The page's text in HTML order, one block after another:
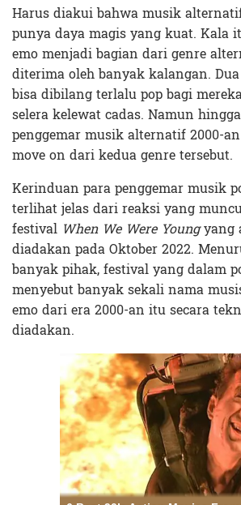
Harus diakui bahwa musik
punya daya magis yang kuat. Kala
emo menjadi bagian dari genre
diterima oleh banyak kalangan.
bisa dibilang terlalu pop bagi
selera kelewat cadas. Namun
penggemar musik alternatif 2000-
move on dari kedua genre tersebut.
Kerinduan para penggemar musik
terlihat jelas dari reaksi yang
festival When We Were Youngyang
diadakan pada Oktober 2022.
banyak pihak, festival yang dalam
menyebut banyak sekali nama
emo dari era 2000-an itu secara
diadakan.